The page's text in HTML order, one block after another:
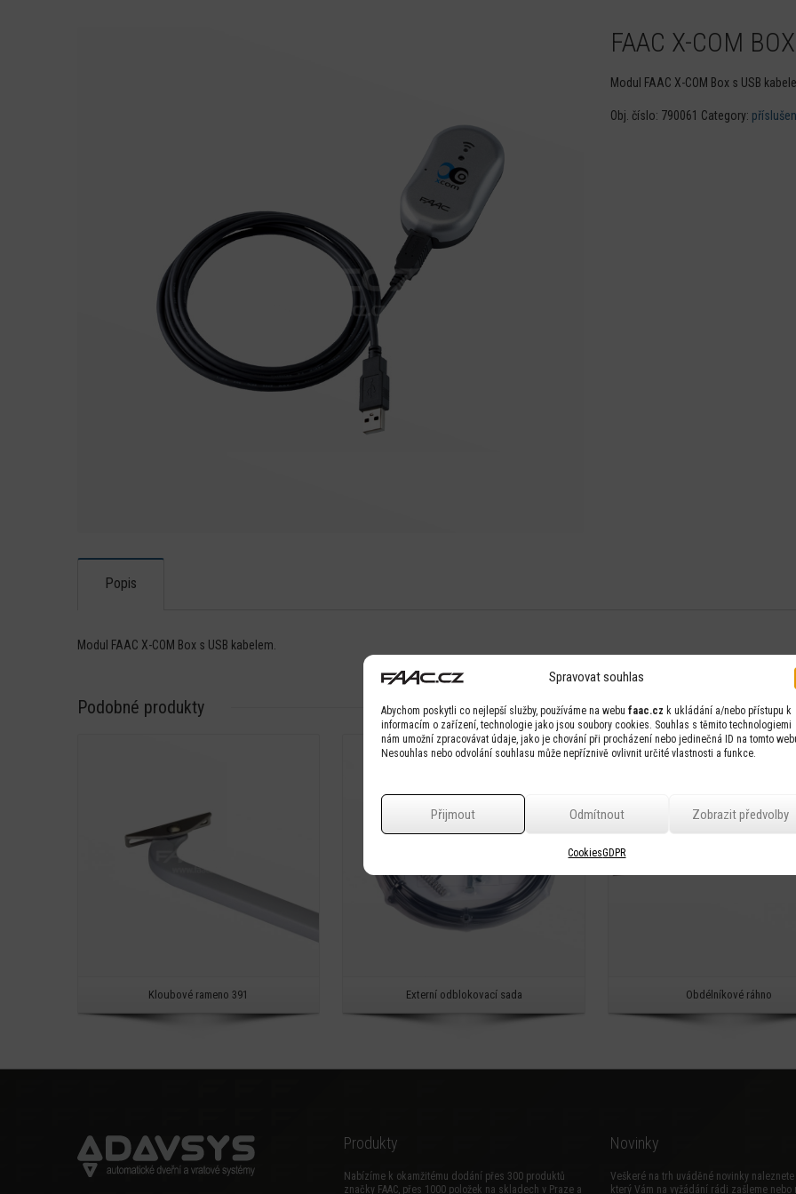
Spravovat souhlas
Abychom poskytli co nejlepší služby, používáme na webu faac.cz k ukládání a/nebo přístupu k
informacím o zařízení, technologie jako jsou soubory cookies. Souhlas s těmito technologiemi
nám umožní zpracovávat údaje, jako je chování při procházení nebo jedinečná ID na tomto
Nesouhlas nebo odvolání souhlasu může nepříznivě ovlivnit určité vlastnosti a funkce.
Přijmout Odmítnout Zobrazit předvolby
CookiesGDPR
FAAC X-COM BOX
Modul FAAC X-COM Box s USB
Obj. číslo: 790061 Category:
Popis
Modul FAAC X-COM Box s USB kabelem.
Podobné produkty
Kloubové rameno 391
Detail
Externí odblokovací sada
Detail
Obdélníkové ráhno
Produkty
Nabízíme k okamžitému dodání přes 300 produktů
značky FAAC, přes 1000 položek na skladech v Praze a
Novinky
Veškeré na trh uváděné novinky
který Vám na vyžádání rádi zašleme nebo